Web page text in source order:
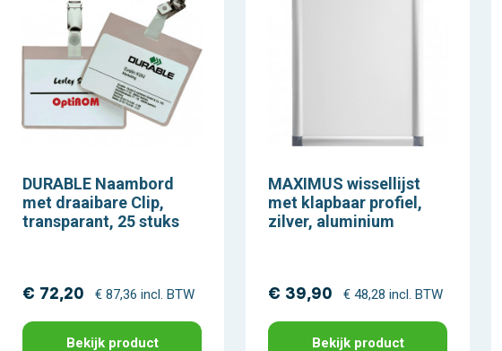
DURABLE Naambord
met draaibare Clip,
transparant, 25 stuks
€ 72,20 € 87,36 incl. BTW
Bekijk product
MAXIMUS wissellijst
met klapbaar profiel,
zilver, aluminium
€ 39,90 € 48,28 incl. BTW
Bekijk product